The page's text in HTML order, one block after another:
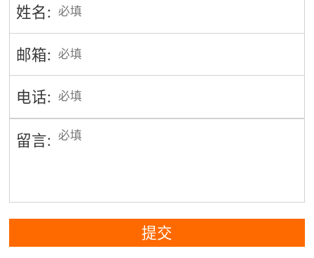
姓名:
邮箱:
电话:
留言:
提交